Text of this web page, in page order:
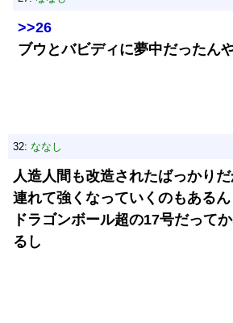
>>26
ブウとバビディに夢中だったん
32: ななし
人造人間も改造されたばっかり
連れて強くなっていくのもあるん
ドラゴンボール超の17号だって
るし